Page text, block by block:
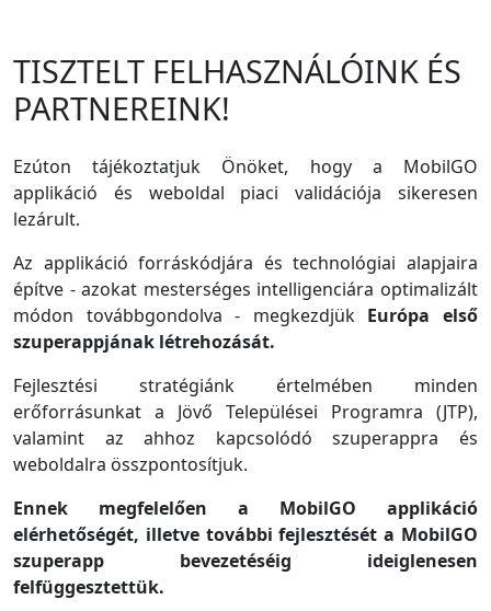
TISZTELT FELHASZNÁLÓINK ÉS
PARTNEREINK!
Ezúton tájékoztatjuk Önöket, hogy a MobilGO
applikáció és weboldal piaci validációja sikeresen
lezárult.
Az applikáció forráskódjára és technológiai alapjaira
építve - azokat mesterséges intelligenciára optimalizált
módon továbbgondolva - megkezdjük Európa első
szuperappjának létrehozását.
Fejlesztési stratégiánk értelmében minden
erőforrásunkat a Jövő Települései Programra (JTP),
valamint az ahhoz kapcsolódó szuperappra és
weboldalra összpontosítjuk.
Ennek megfelelően a MobilGO applikáció
elérhetőségét, illetve további fejlesztését a MobilGO
szuperapp bevezetéséig ideiglenesen
felfüggesztettük.